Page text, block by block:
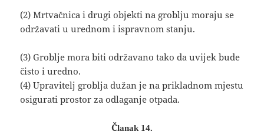
(2) Mrtvačnica i drugi objekti na groblju moraju se
održavati u urednom i ispravnom stanju.
(3) Groblje mora biti održavano tako da uvijek bude
čisto i uredno.
(4) Upravitelj groblja dužan je na prikladnom mjestu
osigurati prostor za odlaganje otpada.
Članak 14.